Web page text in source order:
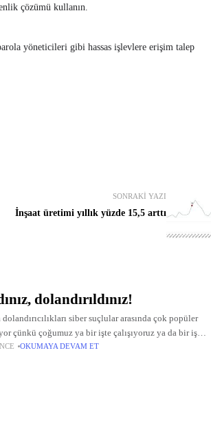
çözümü kullanın.
yöneticileri gibi hassas işlevlere erişim talep
SONRAKI YAZI
İnşaat üretimi yıllık yüzde 15,5 arttı
dolandırıldınız!
siber suçlular arasında çok popüler
çünkü çoğumuz ya bir işte çalışıyoruz ya da bir iş
ÖNCE OKUMAYA DEVAM ET